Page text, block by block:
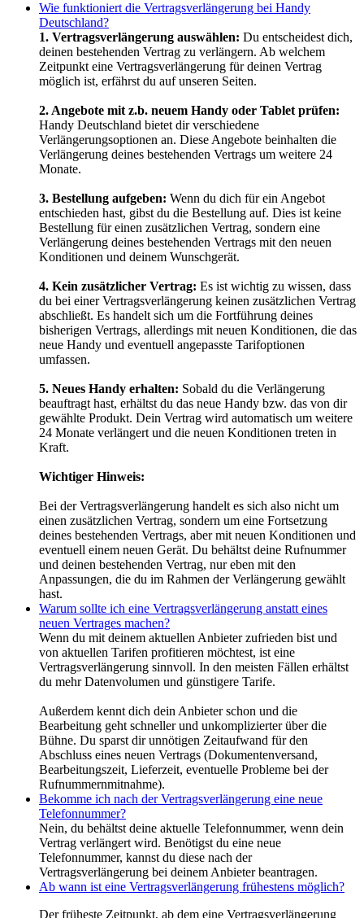
Wie funktioniert die Vertragsverlängerung bei Handy
Deutschland?
1. Vertragsverlängerung auswählen: Du entscheidest dich,
deinen bestehenden Vertrag zu verlängern. Ab welchem
Zeitpunkt eine Vertragsverlängerung für deinen Vertrag
möglich ist, erfährst du auf unseren Seiten.
2. Angebote mit z.b. neuem Handy oder Tablet prüfen:
Handy Deutschland bietet dir verschiedene
Verlängerungsoptionen an. Diese Angebote beinhalten die
Verlängerung deines bestehenden Vertrags um weitere 24
Monate.
3. Bestellung aufgeben: Wenn du dich für ein Angebot
entschieden hast, gibst du die Bestellung auf. Dies ist keine
Bestellung für einen zusätzlichen Vertrag, sondern eine
Verlängerung deines bestehenden Vertrags mit den neuen
Konditionen und deinem Wunschgerät.
4. Kein zusätzlicher Vertrag: Es ist wichtig zu wissen, dass
du bei einer Vertragsverlängerung keinen zusätzlichen Vertrag
abschließt. Es handelt sich um die Fortführung deines
bisherigen Vertrags, allerdings mit neuen Konditionen, die das
neue Handy und eventuell angepasste Tarifoptionen
umfassen.
5. Neues Handy erhalten: Sobald du die Verlängerung
beauftragt hast, erhältst du das neue Handy bzw. das von dir
gewählte Produkt. Dein Vertrag wird automatisch um weitere
24 Monate verlängert und die neuen Konditionen treten in
Kraft.
Wichtiger Hinweis:
Bei der Vertragsverlängerung handelt es sich also nicht um
einen zusätzlichen Vertrag, sondern um eine Fortsetzung
deines bestehenden Vertrags, aber mit neuen Konditionen und
eventuell einem neuen Gerät. Du behältst deine Rufnummer
und deinen bestehenden Vertrag, nur eben mit den
Anpassungen, die du im Rahmen der Verlängerung gewählt
hast.
Warum sollte ich eine Vertragsverlängerung anstatt eines
neuen Vertrages machen?
Wenn du mit deinem aktuellen Anbieter zufrieden bist und
von aktuellen Tarifen profitieren möchtest, ist eine
Vertragsverlängerung sinnvoll. In den meisten Fällen erhältst
du mehr Datenvolumen und günstigere Tarife.
Außerdem kennt dich dein Anbieter schon und die
Bearbeitung geht schneller und unkomplizierter über die
Bühne. Du sparst dir unnötigen Zeitaufwand für den
Abschluss eines neuen Vertrags (Dokumentenversand,
Bearbeitungszeit, Lieferzeit, eventuelle Probleme bei der
Rufnummernmitnahme).
Bekomme ich nach der Vertragsverlängerung eine neue
Telefonnummer?
Nein, du behältst deine aktuelle Telefonnummer, wenn dein
Vertrag verlängert wird. Benötigst du eine neue
Telefonnummer, kannst du diese nach der
Vertragsverlängerung bei deinem Anbieter beantragen.
Ab wann ist eine Vertragsverlängerung frühestens möglich?
Der früheste Zeitpunkt, ab dem eine Vertragsverlängerung